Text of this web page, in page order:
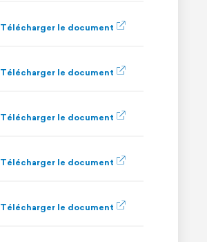
Télécharger le document
Télécharger le document
Télécharger le document
Télécharger le document
Télécharger le document